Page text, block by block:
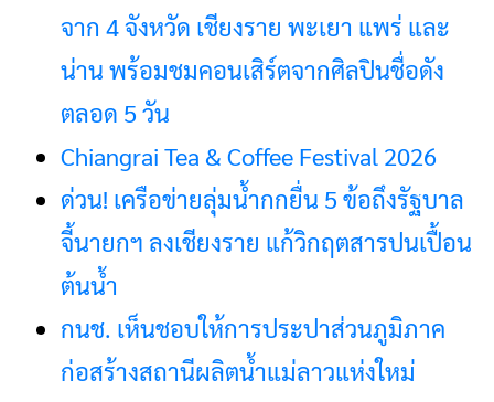
จาก 4 จังหวัด เชียงราย พะเยา แพร่ และ
น่าน พร้อมชมคอนเสิร์ตจากศิลปินชื่อดัง
ตลอด 5 วัน
Chiangrai Tea & Coffee Festival 2026
ด่วน! เครือข่ายลุ่มน้ำกกยื่น 5 ข้อถึงรัฐบาล
จี้นายกฯ ลงเชียงราย แก้วิกฤตสารปนเปื้อน
ต้นน้ำ
กนช. เห็นชอบให้การประปาส่วนภูมิภาค
ก่อสร้างสถานีผลิตน้ำแม่ลาวแห่งใหม่